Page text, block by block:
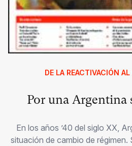
DE LA REACTIVACIÓN
Por una Argentina
En los años ’40 del siglo XX,
situación de cambio de régimen.